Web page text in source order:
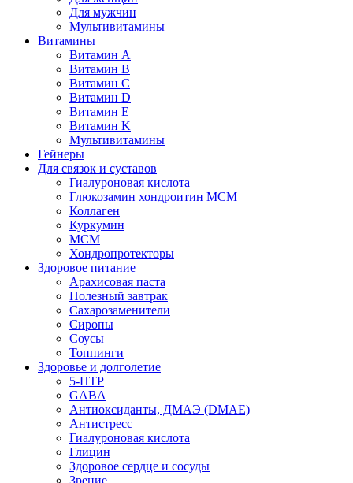
Для мужчин
Мультивитамины
Витамины
Витамин A
Витамин B
Витамин C
Витамин D
Витамин E
Витамин K
Мультивитамины
Гейнеры
Для связок и суставов
Гиалуроновая кислота
Глюкозамин хондроитин МСМ
Коллаген
Куркумин
МСМ
Хондропротекторы
Здоровое питание
Арахисовая паста
Полезный завтрак
Сахарозаменители
Сиропы
Соусы
Топпинги
Здоровье и долголетие
5-HTP
GABA
Антиоксиданты, ДМАЭ (DMAE)
Антистресс
Гиалуроновая кислота
Глицин
Здоровое сердце и сосуды
Зрение